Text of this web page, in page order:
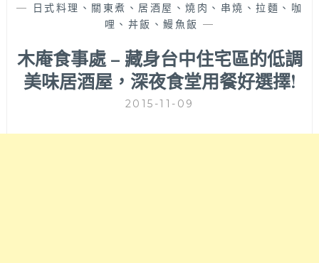
—
日式料理、關東煮、居酒屋、燒肉、串燒、拉麵、咖
哩、丼飯、鰻魚飯 —
木庵食事處 – 藏身台中住宅區的低調
美味居酒屋，深夜食堂用餐好選擇!
2015-11-09